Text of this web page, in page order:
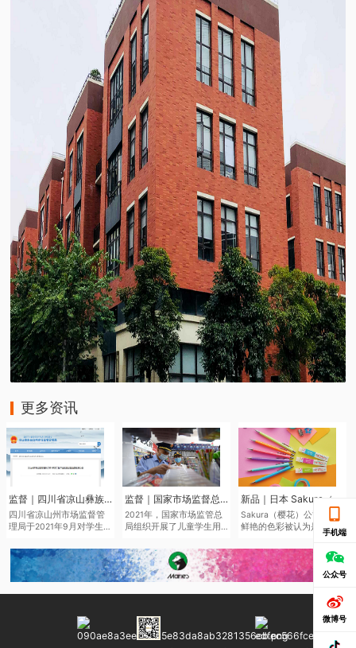
更多资讯
监督｜四川省凉山彝族自治州市场监督管理局于近日发布了2021年第二批产品质量监督抽查结果
四川省凉山州市场监督管
理局于2021年9月对学生文
儿童学生用品开展质量监
督抽查545批次。其中，儿
童学生用品监督抽查307批
监督｜国家市场监督总局通报儿童学生用品产品2021年抽查情况
2021年，国家市场监管总
局组织开展了儿童学生用
查，共抽查了2050家企业
生产的2186批次儿童学生
用品，涉及玩具、童车、
头盔等7种产品。其中，学
生文具抽查不合格率
Sakura（樱花）公司鉴于
鲜艳的色彩被认为是2022
年的色彩趋势，该品牌现
在正在扩大其产品范围，
本次“Sakura Color
Products”新系列包括六种
和三种新的橡皮擦，每种
手机端
公众号
微博号